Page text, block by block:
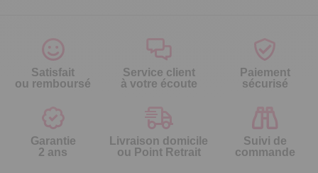
Satisfait
ou remboursé
Service client
à votre écoute
Paiement
sécurisé
Garantie
2 ans
Livraison domicile
ou Point Retrait
Suivi de
commande